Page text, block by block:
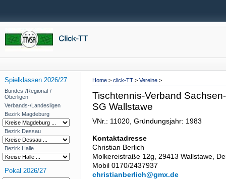
Home > click-TT > Vereine >
Spielklassen 2026/27
Bundes-/Regional-/
Oberligen
Verbands-/Landesligen
Bezirk Magdeburg
Bezirk Dessau
Bezirk Halle
Pokal 2026/27
Tischtennis-Verband
SG Wallstawe
VNr.: 11020, Gründungsjahr: 1983
Kontaktadresse
Christian Berlich
Molkereistraße 12g, 29413 Wallstawe,
Mobil 0170/2437937
christianberlich@gmx.de